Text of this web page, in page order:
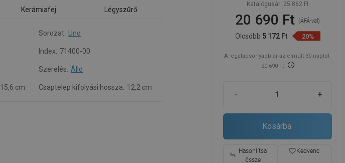
Kerámiafej Légyszűrő
Sorozat: Uno
Index: 71400-00
Szerelés: Álló
15,6 cm Csaptelep kifolyási hossza: 12,2 cm
Katalógusár: 25 862 Ft
20 690 Ft(ÁFÁ-val)
Olcsóbb 5 172 Ft 20%
A legalacsonyabb ár az elmúlt 30 naptól:
20 690 Ft
- +
Kosárba
Hasonlítsa
össze
favorite_borderKedvenc